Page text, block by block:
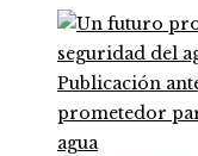
Publicación
prometedor
agua